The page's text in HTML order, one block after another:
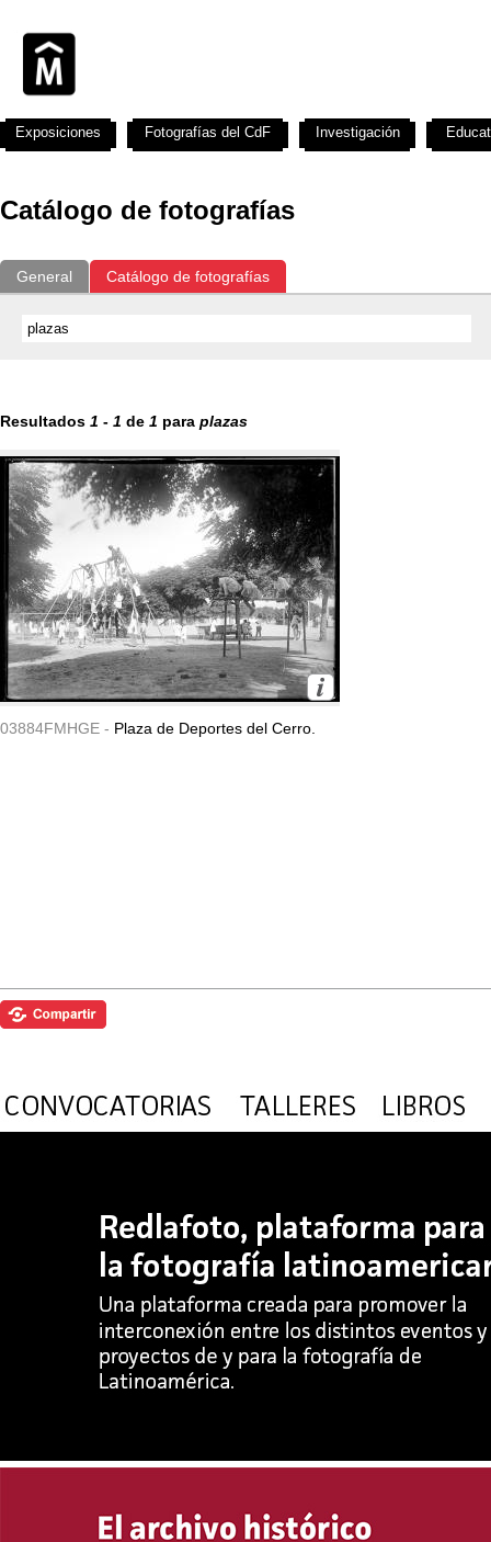
Catálogo de fotografías
General Catálogo de fotografías
Resultados 1 - 1 de 1 para plazas
03884FMHGE - Plaza de Deportes del Cerro.
Exposiciones Fotografías del CdF Investigación